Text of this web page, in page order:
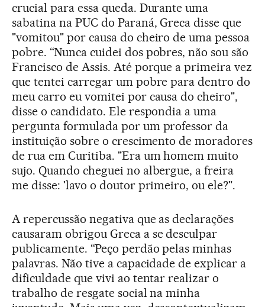
crucial para essa queda. Durante uma
sabatina na PUC do Paraná, Greca disse que
"vomitou" por causa do cheiro de uma pessoa
pobre. “Nunca cuidei dos pobres, não sou são
Francisco de Assis. Até porque a primeira vez
que tentei carregar um pobre para dentro do
meu carro eu vomitei por causa do cheiro",
disse o candidato. Ele respondia a uma
pergunta formulada por um professor da
instituição sobre o crescimento de moradores
de rua em Curitiba. "Era um homem muito
sujo. Quando cheguei no albergue, a freira
me disse: 'lavo o doutor primeiro, ou ele?".
A repercussão negativa que as declarações
causaram obrigou Greca a se desculpar
publicamente. “Peço perdão pelas minhas
palavras. Não tive a capacidade de explicar a
dificuldade que vivi ao tentar realizar o
trabalho de resgate social na minha